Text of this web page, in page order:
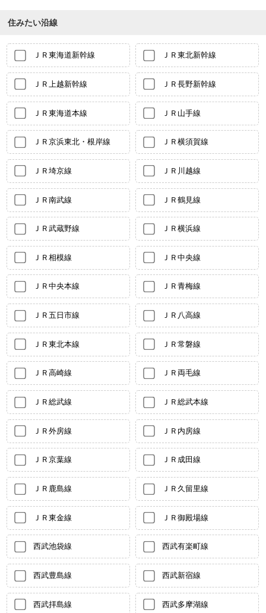
住みたい沿線
ＪＲ東海道新幹線 ＪＲ東北新幹線
ＪＲ上越新幹線 ＪＲ長野新幹線
ＪＲ東海道本線 ＪＲ山手線
ＪＲ京浜東北・根岸線 ＪＲ横須賀線
ＪＲ埼京線 ＪＲ川越線
ＪＲ南武線 ＪＲ鶴見線
ＪＲ武蔵野線 ＪＲ横浜線
ＪＲ相模線 ＪＲ中央線
ＪＲ中央本線 ＪＲ青梅線
ＪＲ五日市線 ＪＲ八高線
ＪＲ東北本線 ＪＲ常磐線
ＪＲ高崎線 ＪＲ両毛線
ＪＲ総武線 ＪＲ総武本線
ＪＲ外房線 ＪＲ内房線
ＪＲ京葉線 ＪＲ成田線
ＪＲ鹿島線 ＪＲ久留里線
ＪＲ東金線 ＪＲ御殿場線
西武池袋線 西武有楽町線
西武豊島線 西武新宿線
西武拝島線 西武多摩湖線